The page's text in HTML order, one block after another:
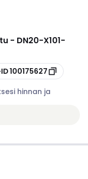
- DN20-X101-
100175627
hinnan ja